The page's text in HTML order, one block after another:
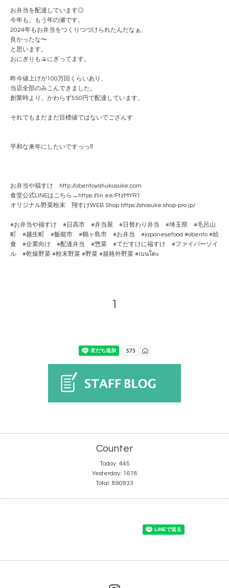
お弁当を配達しています◎
今年も、もう年の瀬です。
2024年もお弁当をつくりつづけられたんだなぁ、
良かったな〜
と思います。
おにぎりも🍙にぎってます。
昨今値上げが100万回くらいあり、
当店全部のみこんできました。
創業時より、かわらず550円で配達しています。
それでもまだまだ目標値ではないでござんす
平和な来年にしたいですっっ‼️
お弁当や福すけ http://obentoyahukusuke.com
食堂公式LINEはこちら→https://lin.ee/FtzMYR1
オリジナル野菜粉末 翔すけWEB Shop https://shosuke.shop-pro.jp/
#お弁当や福すけ #日高市 #弁当屋 #日替わり弁当 #埼玉県 #毛呂山
町 #越生町 #飯能市 #鶴ヶ島市 #お弁当 #japanesefood #obento #給
食 #企業向け #配達弁当 #惣菜 #てだすけに福すけ #ファイバーソイ
ル #乾燥野菜 #粉末野菜 #野菜 #規格外野菜 #เบนโตะ
1
Counter
Today: 445
Yesterday: 1618
Total: 890933